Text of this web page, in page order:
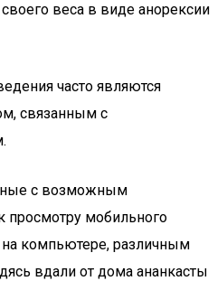
веса в виде анорексии
часто являются
связанным с
с возможным
просмотру мобильного
компьютере, различным
вдали от дома ананкасты